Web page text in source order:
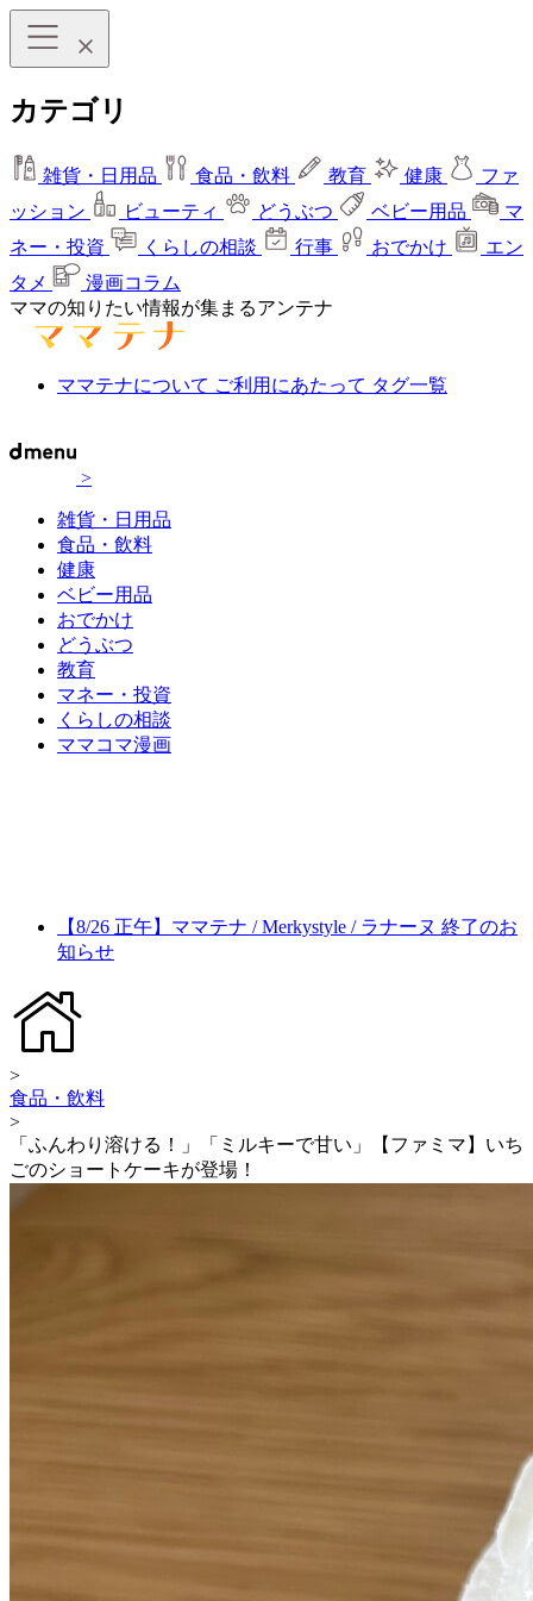
カテゴリ
雑貨・日用品 食品・飲料 教育 健康
ファ
ッション
ビューティ どうぶつ ベビー用品
マ
ネー・投資
くらしの相談 行事 おでかけ
エン
タメ
漫画コラム
ママの知りたい情報が集まるアンテナ
ママテナについて ご利用にあたって タグ一覧
>
雑貨・日用品
食品・飲料
健康
ベビー用品
おでかけ
どうぶつ
教育
マネー・投資
くらしの相談
ママコマ漫画
【8/26 正午】ママテナ / Merkystyle / ラナーヌ 終了のお
知らせ
>
食品・飲料
>
「ふんわり溶ける！」「ミルキーで甘い」【ファミマ】いち
ごのショートケーキが登場！